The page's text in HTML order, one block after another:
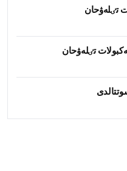
تٸلەۋحان
تٸلەۋحان